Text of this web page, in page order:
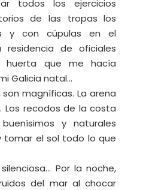
todos los ejercicios
de las tropas los
y con cúpulas en el
de oficiales
huerta que me hacía
Galicia natal…
magníficas. La arena
Los recodos de la costa
y naturales
tomar el sol todo lo que
Por la noche,
del mar al chocar